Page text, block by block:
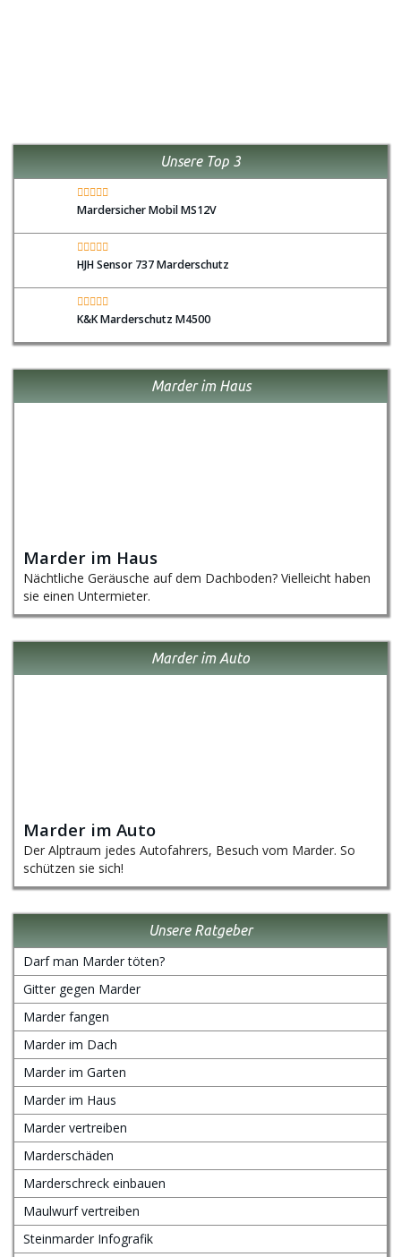
Unsere Top 3
Mardersicher Mobil MS12V
HJH Sensor 737 Marderschutz
K&K Marderschutz M4500
Marder im Haus
Marder im Haus
Nächtliche Geräusche auf dem Dachboden? Vielleicht haben
sie einen Untermieter.
Marder im Auto
Marder im Auto
Der Alptraum jedes Autofahrers, Besuch vom Marder. So
schützen sie sich!
Unsere Ratgeber
Darf man Marder töten?
Gitter gegen Marder
Marder fangen
Marder im Dach
Marder im Garten
Marder im Haus
Marder vertreiben
Marderschäden
Marderschreck einbauen
Maulwurf vertreiben
Steinmarder Infografik